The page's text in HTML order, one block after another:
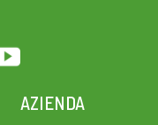
AZIENDA